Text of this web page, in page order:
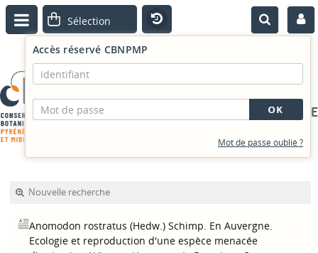
PORTAIL DOCUMENTAIRE
Accès réservé CBNPMP
Mot de passe oublié ?
Nouvelle recherche
Anomodon rostratus (Hedw.) Schimp. En Auvergne.
Ecologie et reproduction d'une espèce menacée